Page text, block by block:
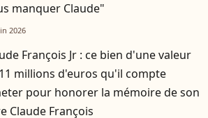
manquer Claude"
2026
François Jr : ce bien d'une valeur
millions d'euros qu'il compte
pour honorer la mémoire de son
Claude François